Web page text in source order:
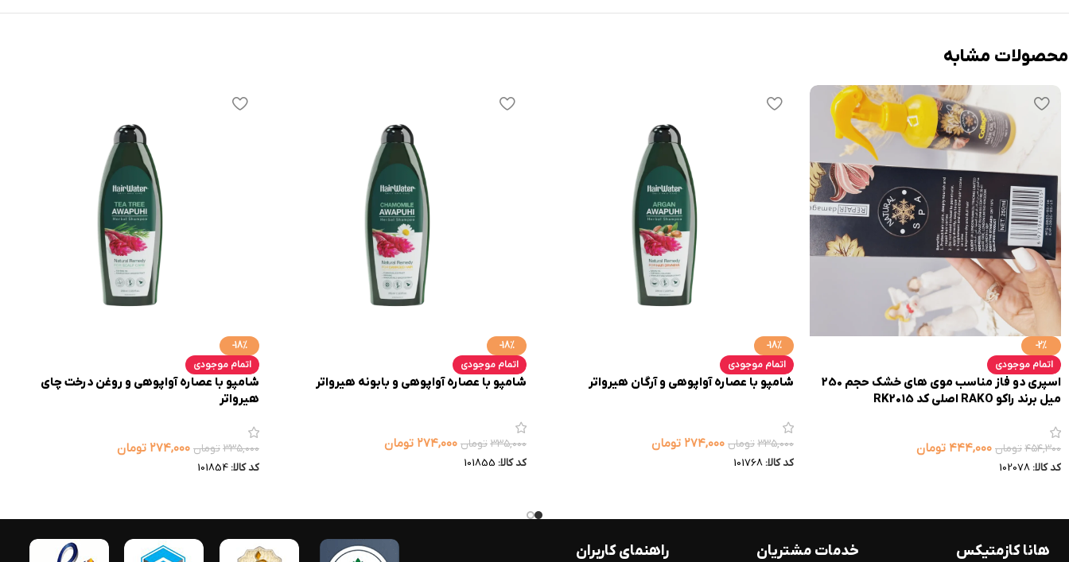
محصولات مشابه
-2%
اتمام موجودی
اسپری دو فاز مناسب موی های خشک حجم 250
میل برند راکو RAKO اصلی کد RK2015
۴۵۴,۳۰۰ تومان ۴۴۴,۰۰۰ تومان
کد کالا: 102078
-18%
اتمام موجودی
شامپو با عصاره آواپوهی و آرگان هیرواتر
۳۳۵,۰۰۰ تومان ۲۷۴,۰۰۰ تومان
کد کالا: 101768
-18%
اتمام موجودی
شامپو با عصاره آواپوهی و بابونه هیرواتر
۳۳۵,۰۰۰ تومان ۲۷۴,۰۰۰ تومان
کد کالا: 101855
-18%
اتمام موجودی
شامپو با عصاره آواپوهی و روغن درخت چای
هیرواتر
۳۳۵,۰۰۰ تومان ۲۷۴,۰۰۰ تومان
کد کالا: 101854
هانا کازمتیکس خدمات مشتریان راهنمای کاربران